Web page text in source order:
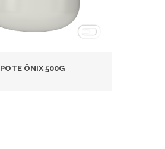
POTE ÔNIX 500G